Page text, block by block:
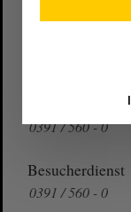
Presse- und
0391 / 560 - 0
Besucherdienst
0391 / 560 - 0